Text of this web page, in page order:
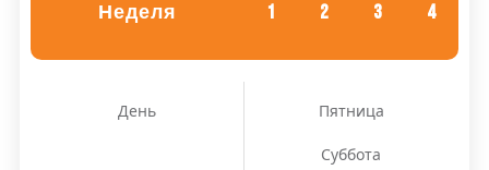
Неделя 1 2 3 4
День Пятница
Суббота